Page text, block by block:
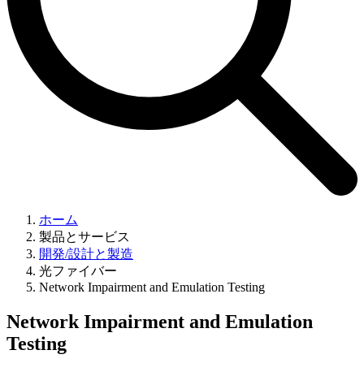
ホーム
製品とサービス
開発/設計と製造
光ファイバー
Network Impairment and Emulation Testing
Network Impairment and Emulation
Testing